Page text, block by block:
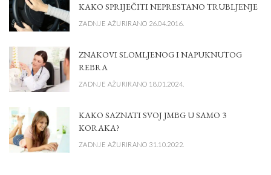
KAKO SPRIJEČITI NEPRESTANO TRUBLJENJE
ZADNJE AŽURIRANO 26.04.2016.
ZNAKOVI SLOMLJENOG I NAPUKNUTOG
REBRA
ZADNJE AŽURIRANO 18.01.2024.
KAKO SAZNATI SVOJ JMBG U SAMO 3
KORAKA?
ZADNJE AŽURIRANO 31.10.2022.